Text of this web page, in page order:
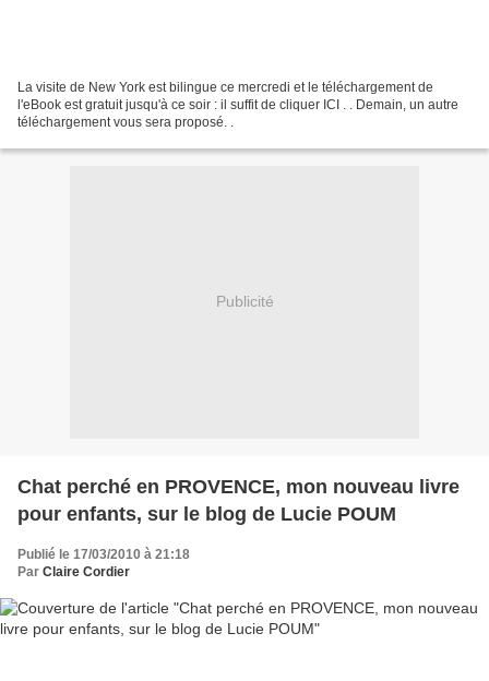
La visite de New York est bilingue ce mercredi et le téléchargement de
l'eBook est gratuit jusqu'à ce soir : il suffit de cliquer ICI . . Demain, un autre
téléchargement vous sera proposé. .
Publicité
Chat perché en PROVENCE, mon nouveau livre
pour enfants, sur le blog de Lucie POUM
Publié le 17/03/2010 à 21:18
Par Claire Cordier